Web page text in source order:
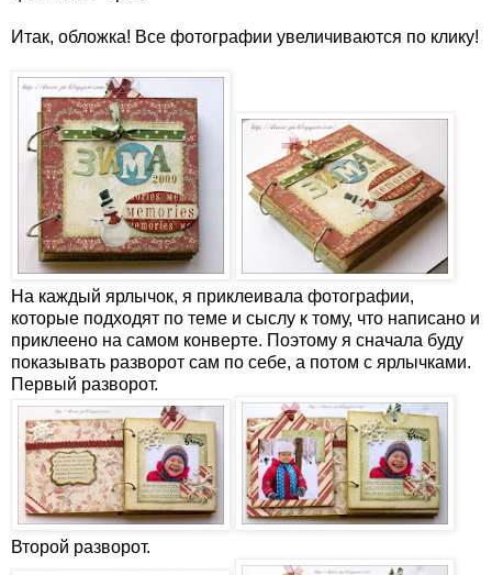
Итак, обложка! Все фотографии увеличиваются по клику!
На каждый ярлычок, я приклеивала фотографии,
которые подходят по теме и сыслу к тому, что написано и
приклеено на самом конверте. Поэтому я сначала буду
показывать разворот сам по себе, а потом с ярлычками.
Первый разворот.
Второй разворот.